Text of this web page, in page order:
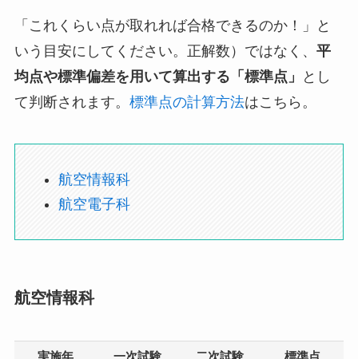
「これくらい点が取れれば合格できるのか！」と
いう目安にしてください。正解数）ではなく、 平
均点や標準偏差を用いて算出する「標準点」
とし
て判断されます。 標準点の計算方法はこちら。
航空情報科
航空電子科
航空情報科
実施年 一次試験 二次試験 標準点